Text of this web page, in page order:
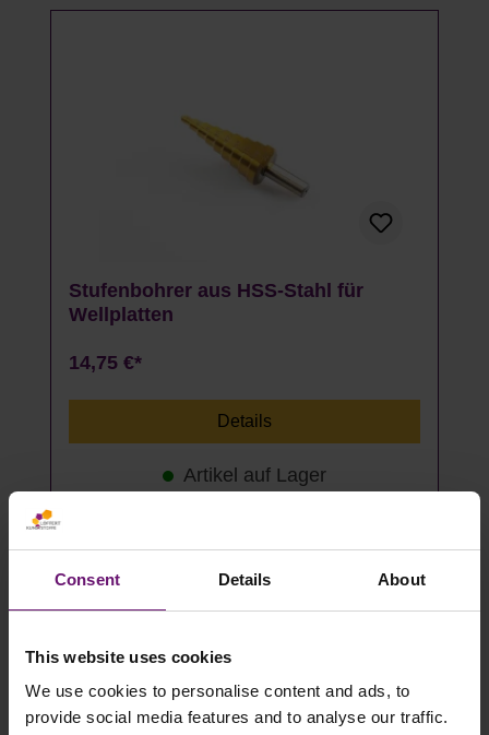
Consent Details About
This website uses cookies
We use cookies to personalise content and ads, to
provide social media features and to analyse our traffic.
Stufenbohrer aus HSS-Stahl für
Wellplatten
14,75 €*
Details
Artikel auf Lager
Acryl